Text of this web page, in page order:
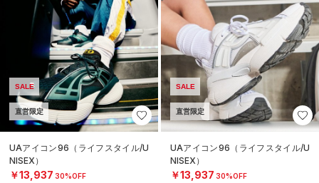
SALE
直営限定
UAアイコン96（ライフスタイル/U
NISEX）
￥13,937 30%OFF
SALE
直営限定
UAアイコン96（ライフスタイル/U
NISEX）
￥13,937 30%OFF